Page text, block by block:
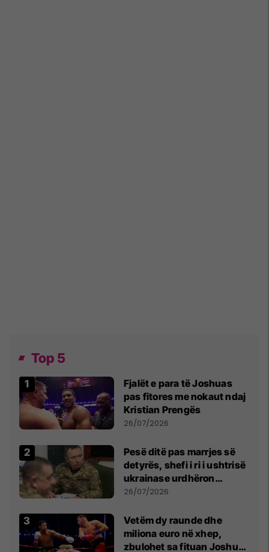
Top 5
Fjalët e para të Joshuas
pas fitores me nokaut ndaj
Kristian Prengës
26/07/2026
Pesë ditë pas marrjes së
detyrës, shefi i ri i ushtrisë
ukrainase urdhëron
kontroll të madh
26/07/2026
Vetëm dy raunde dhe
miliona euro në xhep,
zbulohet sa fituan Joshua